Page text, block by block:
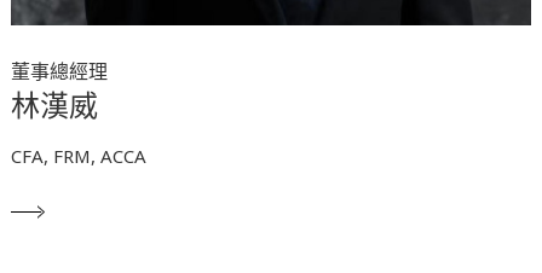
董事總經理
林漢威
CFA, FRM, ACCA